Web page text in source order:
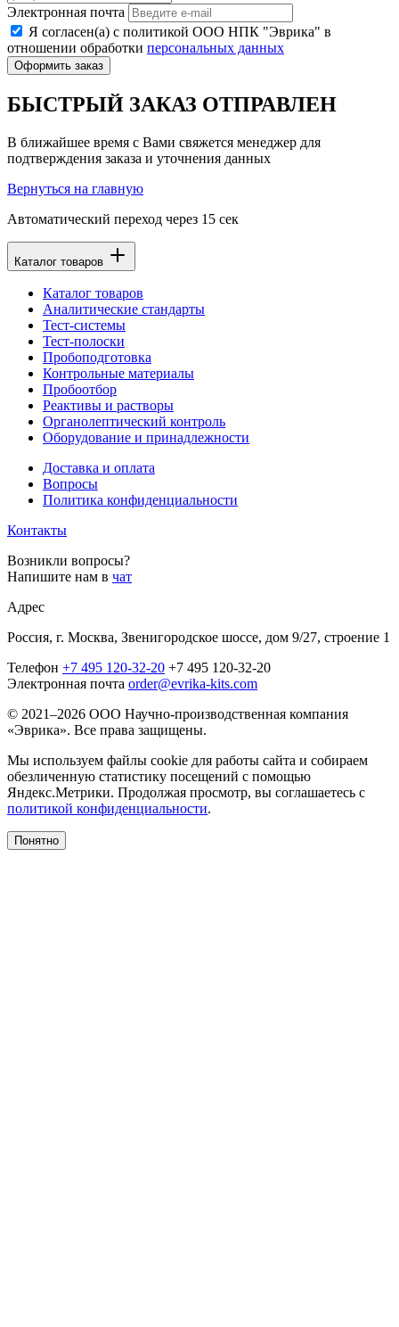
Электронная почта
Я согласен(а) с политикой ООО НПК "Эврика" в
отношении обработки персональных данных
Оформить заказ
БЫСТРЫЙ ЗАКАЗ ОТПРАВЛЕН
В ближайшее время с Вами свяжется менеджер для
подтверждения заказа и уточнения данных
Вернуться на главную
Автоматический переход через 15 сек
Каталог товаров
Каталог товаров
Аналитические стандарты
Тест-системы
Тест-полоски
Пробоподготовка
Контрольные материалы
Пробоотбор
Реактивы и растворы
Органолептический контроль
Оборудование и принадлежности
Доставка и оплата
Вопросы
Политика конфиденциальности
Контакты
Возникли вопросы?
Напишите нам в чат
Адрес
Россия, г. Москва, Звенигородское шоссе, дом 9/27, строение 1
Телефон +7 495 120-32-20 +7 495 120-32-20
Электронная почта order@evrika-kits.com
© 2021–2026 ООО Научно-производственная компания
«Эврика». Все права защищены.
Мы используем файлы cookie для работы сайта и собираем
обезличенную статистику посещений с помощью
Яндекс.Метрики. Продолжая просмотр, вы соглашаетесь с
политикой конфиденциальности.
Понятно